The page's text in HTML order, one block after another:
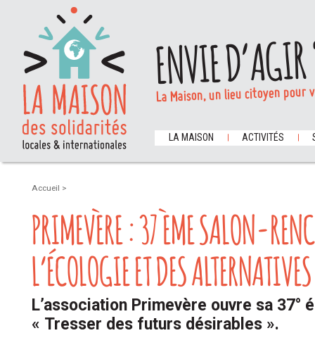
ENVIE
La Maison, un lieu citoyen
LA MAISON ACTIVITÉS
Accueil >
PRIMEVÈRE : 37 ÈME SALON-
L’ÉCOLOGIE ET DES ALTERNATIVES
L’association Primevère ouvre sa 37°
« Tresser des futurs désirables ».